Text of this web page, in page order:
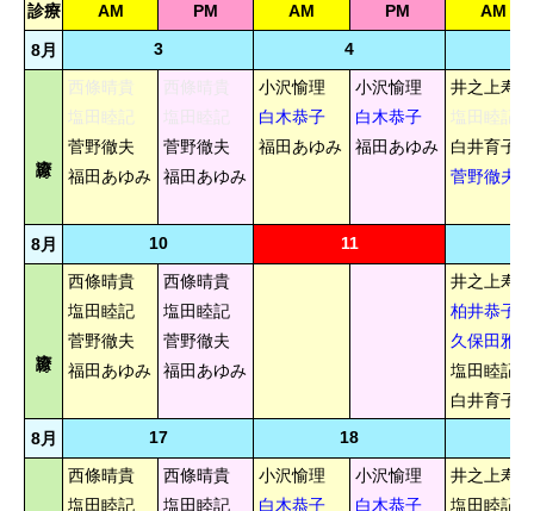
診療 AM PM AM PM AM
8月 3
4
西條晴貴
塩田睦記
菅野徹夫
福田あゆみ
菅野徹夫
福田あゆみ
小沢愉理
白木恭子
福田あゆみ
小沢愉理
白木恭子
福田あゆみ
井之上寿美
塩田睦記
白井育子
菅野徹夫
8月 10 11
西條晴貴
塩田睦記
菅野徹夫
福田あゆみ
西條晴貴
塩田睦記
菅野徹夫
福田あゆみ
井之上寿美
柏井恭子
久保田雅也
塩田睦記
白井育子
8月
17 18
西條晴貴
塩田睦記
西條晴貴
塩田睦記
小沢愉理
白木恭子
小沢愉理
白木恭子
井之上寿美
塩田睦記